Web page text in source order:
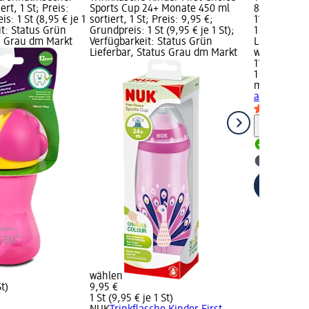
1 St; Preis:
1 St (8,95 € je 1
Status Grün
Grau dm Markt
Sports Cup 24+ Monate 450 ml
sortiert, 1 St; Preis: 9,95 €;
Grundpreis: 1 St (9,95 € je 1 St);
Verfügbarkeit: Status Grün
Lieferbar, Status Grau dm Markt
wählen
9,95 €
1 St (9,95 € je 1 St)
8+
11,95 €;
1 St);
Lieferbar,
wählen
11,95 €
1 St (11,95
mam
ab 8+